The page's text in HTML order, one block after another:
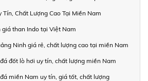
Tín, Chất Lượng Cao Tại Miền Nam
giá than Indo tại Việt Nam
Ninh giá rẻ, chất lượng cao tại miền Nam
đốt lò hơi uy tín, chất lượng miền Nam
miền Nam uy tín, giá tốt, chất lượng